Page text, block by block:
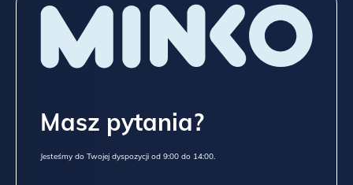
Masz pytania?
Jesteśmy do Twojej dyspozycji od 9:00 do 14:00.